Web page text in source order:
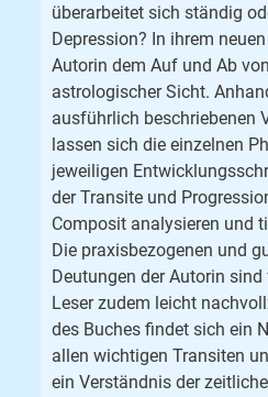
überarbeitet sich ständig
Depression? In ihrem
Autorin dem Auf und Ab
astrologischer Sicht.
ausführlich beschriebenen
lassen sich die einzelnen
jeweiligen
der Transite und
Composit analysieren und
Die praxisbezogenen und
Deutungen der Autorin
Leser zudem leicht
des Buches findet sich ein
allen wichtigen Transiten
ein Verständnis der